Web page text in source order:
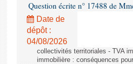
Question écrite n° 17488 de
Date de
dépôt :
04/08/2026
collectivités territoriales - TVA
immobilière : conséquences